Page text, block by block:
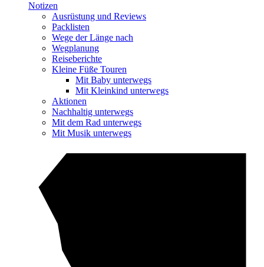
Notizen
Ausrüstung und Reviews
Packlisten
Wege der Länge nach
Wegplanung
Reiseberichte
Kleine Füße Touren
Mit Baby unterwegs
Mit Kleinkind unterwegs
Aktionen
Nachhaltig unterwegs
Mit dem Rad unterwegs
Mit Musik unterwegs